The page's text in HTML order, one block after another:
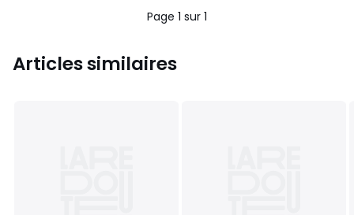
Page 1 sur 1
Articles similaires